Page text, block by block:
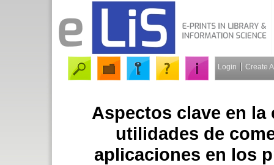
Login Create
Aspectos clave en
utilidades de
aplicaciones en los